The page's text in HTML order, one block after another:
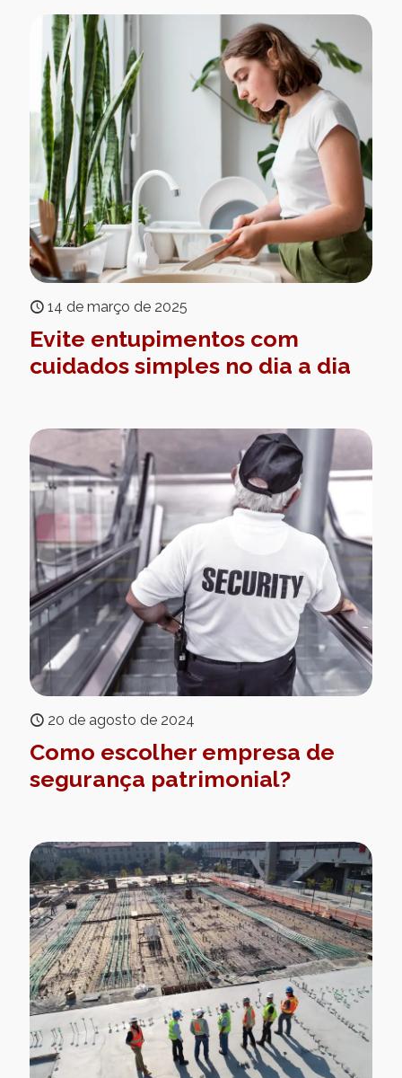
14 de março de 2025
Evite entupimentos com
cuidados simples no dia a dia
20 de agosto de 2024
Como escolher empresa de
segurança patrimonial?